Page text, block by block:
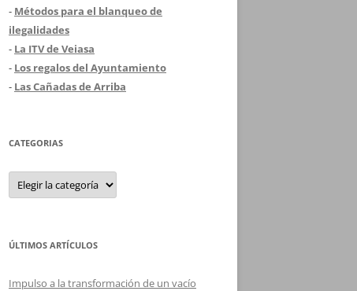
- Métodos para el blanqueo de
ilegalidades
- La ITV de Veiasa
- Los regalos del Ayuntamiento
- Las Cañadas de Arriba
CATEGORIAS
Categorias
ÚLTIMOS ARTÍCULOS
Impulso a la transformación de un vacío